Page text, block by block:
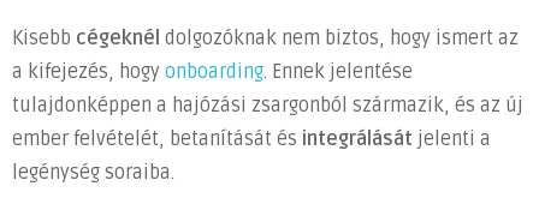
munkaerő
sikeres
integrálása
bejegyzéshez
Kisebb cégeknél dolgozóknak nem biztos, hogy ismert az
a kifejezés, hogy onboarding. Ennek jelentése
tulajdonképpen a hajózási zsargonból származik, és az új
ember felvételét, betanítását és integrálását jelenti a
legénység soraiba.